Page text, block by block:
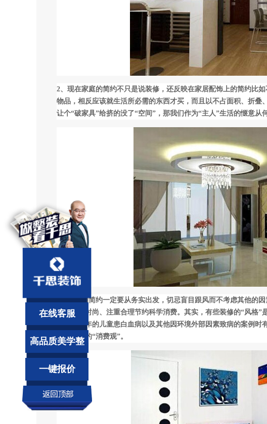
2、现在家庭的简约不只是说装修，还反映在家居配饰上的简约比
物品，相反应该就生活所必需的东西才买，而且以不占面积、折
让个“破家具”给挤的没了“空间”，那我们作为“主人”生活的惬意从
3、装修的简约一定要从务实出发，切忌盲目跟风而不考虑其他的
注重健康时尚、注重合理节约科学消费。其实，有些装修的“风格
如，近几年的儿童患白血病以及其他因环境外部因素致病的案例时
提倡简约的“消费观”。
在线客服
高品质美学整
装
一键报价